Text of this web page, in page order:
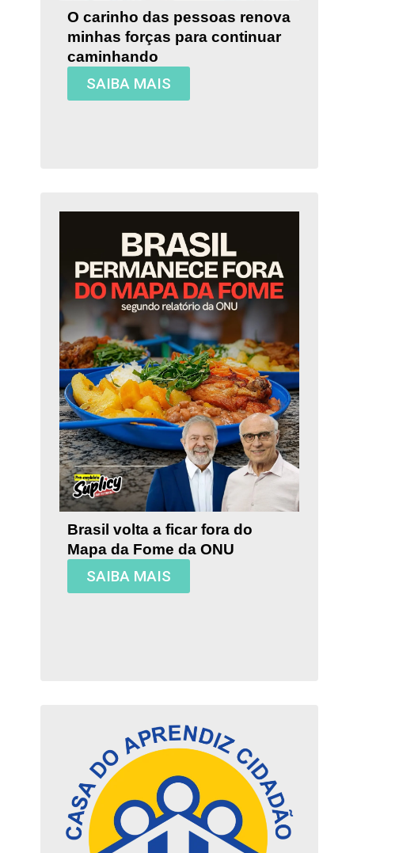
O carinho das pessoas renova
minhas forças para continuar
caminhando
SAIBA MAIS
Brasil volta a ficar fora do
Mapa da Fome da ONU
SAIBA MAIS